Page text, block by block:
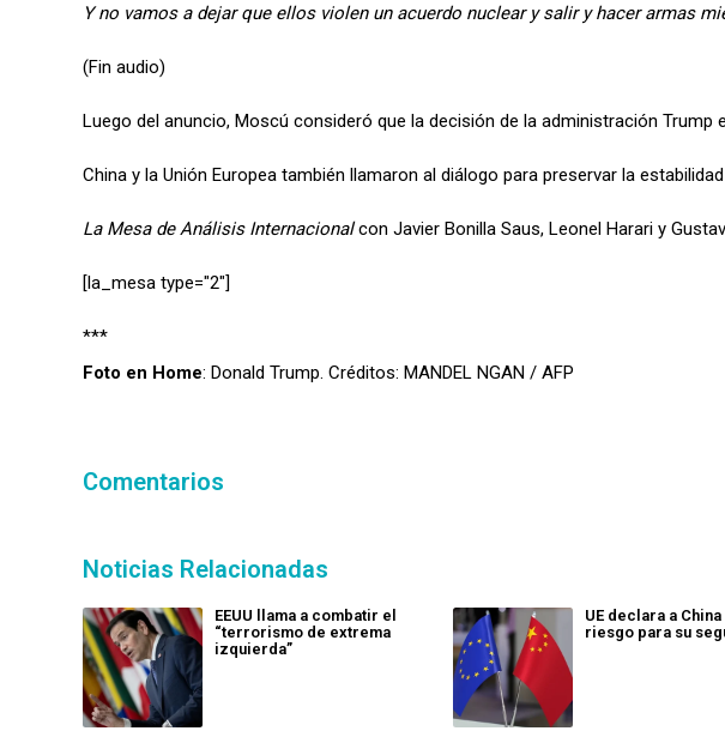
Y no vamos a dejar que ellos violen un acuerdo nuclear y salir y hacer armas
(Fin audio)
Luego del anuncio, Moscú consideró que la decisión de la administración Trump
China y la Unión Europea también llamaron al diálogo para preservar la
La Mesa de Análisis Internacionalcon Javier Bonilla Saus, Leonel Harari y
[la_mesa type="2″]
***
Foto en Home: Donald Trump. Créditos: MANDEL NGAN / AFP
Comentarios
Noticias Relacionadas
EEUU llama a combatir el
“terrorismo de extrema
izquierda”
UE declara a
riesgo para su